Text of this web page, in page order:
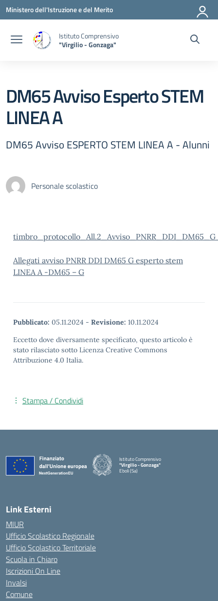
Vai ai contenuti
Vai al menu di navigazione
Vai al footer
Ministero dell'Istruzione e del Merito
Istituto Comprensivo
"Virgilio - Gonzaga"
DM65 Avviso Esperto STEM
LINEA A
DM65 Avviso ESPERTO STEM LINEA A - Alunni
Personale scolastico
Allegati avviso PNRR DDI DM65 G esperto stem
LINEA A -DM65 – G
Pubblicato: 05.11.2024 - Revisione: 10.11.2024
Eccetto dove diversamente specificato, questo articolo è
stato rilasciato sotto Licenza Creative Commons
Attribuzione 4.0 Italia.
Stampa / Condividi
Istituto Comprensivo
"Virgilio - Gonzaga"
Eboli (Sa)
Link Esterni
MIUR
Ufficio Scolastico Regionale
Ufficio Scolastico Territoriale
Scuola in Chiaro
Iscrizioni On Line
Invalsi
Comune